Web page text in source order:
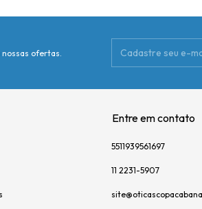
ofertas.
Entre em contato
5511939561697
11 2231-5907